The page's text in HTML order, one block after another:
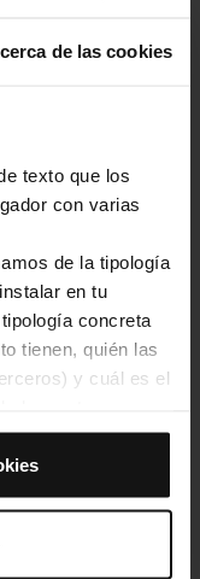
de las cookies
texto que los
con varias
de la tipología
en tu
concreta
tienen, quién las
y cuál es el
(0), significa
permites
de cada
de